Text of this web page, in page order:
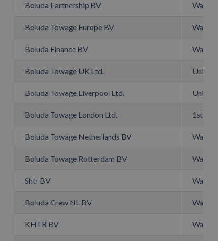
Boluda Partnership BV
Boluda Towage Europe BV
Boluda Finance BV
Boluda Towage UK Ltd. Unit 40
Boluda Towage Liverpool Ltd. Unit 40
Boluda Towage London Ltd. 1st
Boluda Towage Netherlands BV
Boluda Towage Rotterdam BV
Shtr BV
Boluda Crew NL BV
KHTR BV